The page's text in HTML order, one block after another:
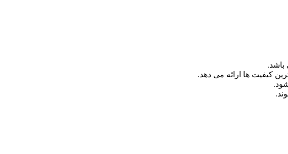
کیفیت ها ارائه می دهد.